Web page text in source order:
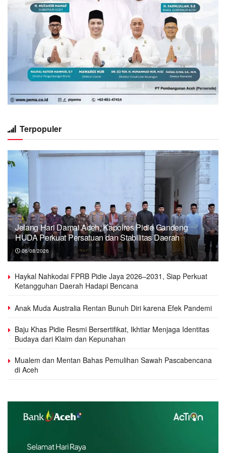
Terpopuler
Jelang Hari Damai Aceh, Kapolres Pidie Gandeng
HUDA Perkuat Persatuan dan Stabilitas Daerah
06/08/2026
Haykal Nahkodai FPRB Pidie Jaya 2026–2031, Siap Perkuat
Ketangguhan Daerah Hadapi Bencana
Anak Muda Australia Rentan Bunuh Diri karena Efek Pandemi
Baju Khas Pidie Resmi Bersertifikat, Ikhtiar Menjaga Identitas
Budaya dari Klaim dan Kepunahan
Mualem dan Mentan Bahas Pemulihan Sawah Pascabencana
di Aceh